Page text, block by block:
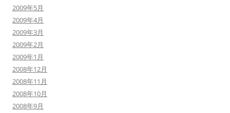
2009年5月
2009年4月
2009年3月
2009年2月
2009年1月
2008年12月
2008年11月
2008年10月
2008年9月